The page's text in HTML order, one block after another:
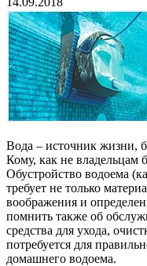
Вода – источник жизни,
Кому, как не владельцам
Обустройство водоема
требует не только
воображения и
помнить также об
средства для ухода,
потребуется для
домашнего водоема.